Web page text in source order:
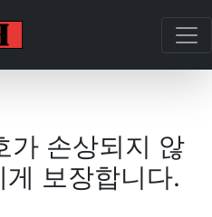
가 손상되지 않
보장합니다.